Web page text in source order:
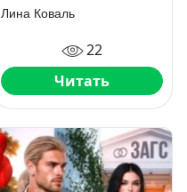
Лина Коваль
22
Читать